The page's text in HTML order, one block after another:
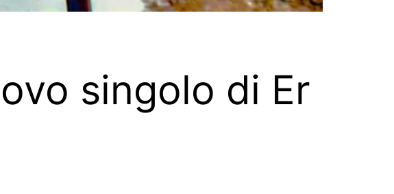
singolo di Er